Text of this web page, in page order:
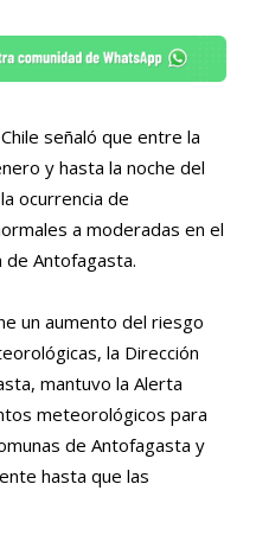
señaló que entre la
y hasta la noche del
ocurrencia de
a moderadas en el
Antofagasta.
un aumento del riesgo
la Dirección
mantuvo la Alerta
meteorológicos para
de Antofagasta y
hasta que las